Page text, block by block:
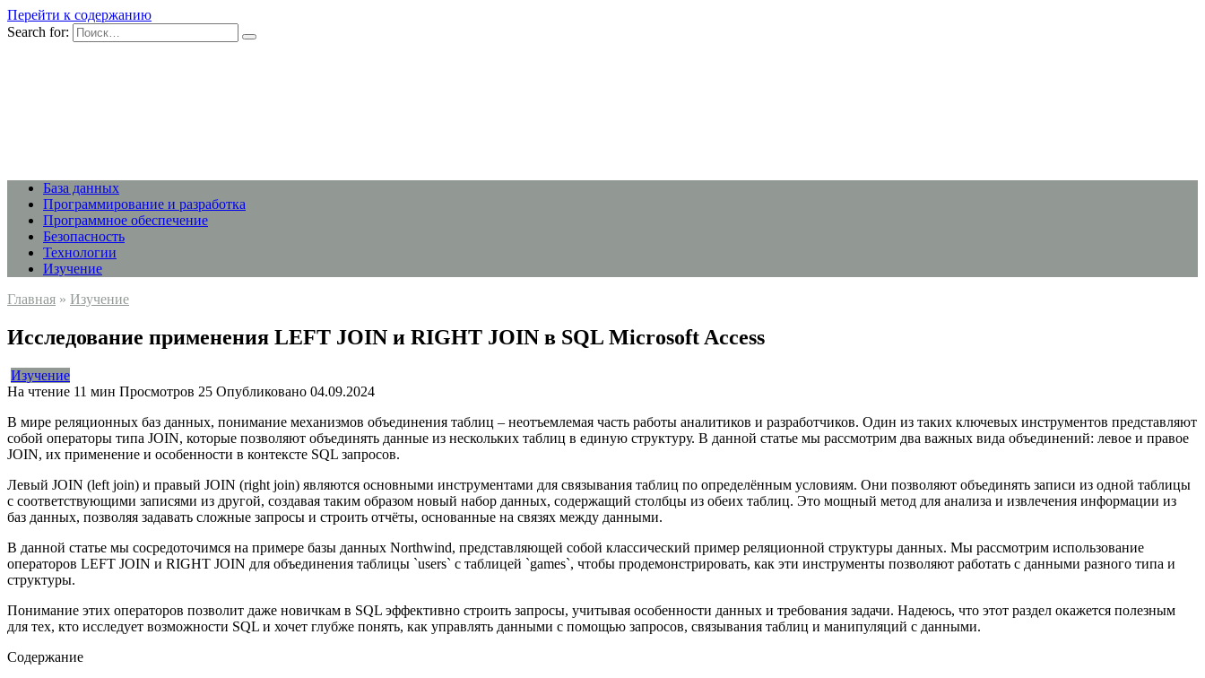
Перейти к содержанию
Search for:
База данных
Программирование и разработка
Программное обеспечение
Безопасность
Технологии
Изучение
Главная » Изучение
Исследование применения LEFT JOIN и RIGHT JOIN в SQL Microsoft Access
Изучение
На чтение 11 мин Просмотров 25 Опубликовано 04.09.2024
В мире реляционных баз данных, понимание механизмов объединения таблиц – неотъемлемая часть работы аналитиков и разработчиков. Один из таких ключевых инструментов представляют
собой операторы типа JOIN, которые позволяют объединять данные из нескольких таблиц в единую структуру. В данной статье мы рассмотрим два важных вида объединений: левое и правое
JOIN, их применение и особенности в контексте SQL запросов.
Левый JOIN (left join) и правый JOIN (right join) являются основными инструментами для связывания таблиц по определённым условиям. Они позволяют объединять записи из одной таблицы
с соответствующими записями из другой, создавая таким образом новый набор данных, содержащий столбцы из обеих таблиц. Это мощный метод для анализа и извлечения информации из
баз данных, позволяя задавать сложные запросы и строить отчёты, основанные на связях между данными.
В данной статье мы сосредоточимся на примере базы данных Northwind, представляющей собой классический пример реляционной структуры данных. Мы рассмотрим использование
операторов LEFT JOIN и RIGHT JOIN для объединения таблицы `users` с таблицей `games`, чтобы продемонстрировать, как эти инструменты позволяют работать с данными разного типа и
структуры.
Понимание этих операторов позволит даже новичкам в SQL эффективно строить запросы, учитывая особенности данных и требования задачи. Надеюсь, что этот раздел окажется полезным
для тех, кто исследует возможности SQL и хочет глубже понять, как управлять данными с помощью запросов, связывания таблиц и манипуляций с данными.
Содержание